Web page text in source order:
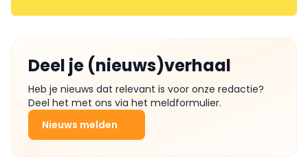
Deel je (nieuws)verhaal
Heb je nieuws dat relevant is voor onze redactie?
Deel het met ons via het meldformulier.
Nieuws melden